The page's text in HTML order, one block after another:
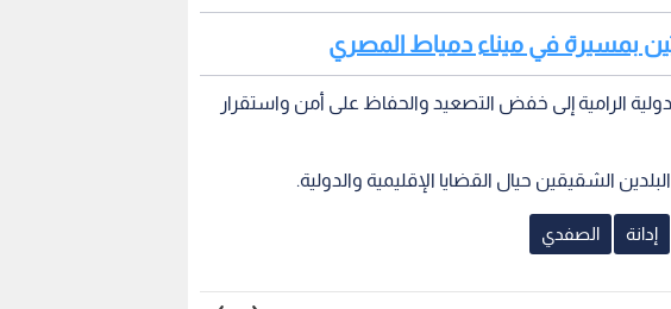
بمسيرة في ميناء دمياط المصري
الرامية إلى خفض التصعيد والحفاظ على أمن واستقرار
الشقيقين حيال القضايا الإقليمية والدولية.
إدانة الصفدي